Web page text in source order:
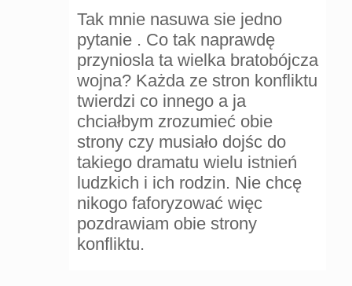
Tak mnie nasuwa sie jedno
pytanie . Co tak naprawdę
przyniosla ta wielka bratobójcza
wojna? Każda ze stron konfliktu
twierdzi co innego a ja
chciałbym zrozumieć obie
strony czy musiało dojśc do
takiego dramatu wielu istnień
ludzkich i ich rodzin. Nie chcę
nikogo faforyzować więc
pozdrawiam obie strony
konfliktu.